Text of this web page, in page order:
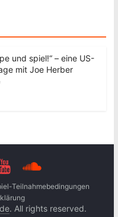
und spiel!“ – eine US-
mit Joe Herber
Teilnahmebedingungen
. All rights reserved.